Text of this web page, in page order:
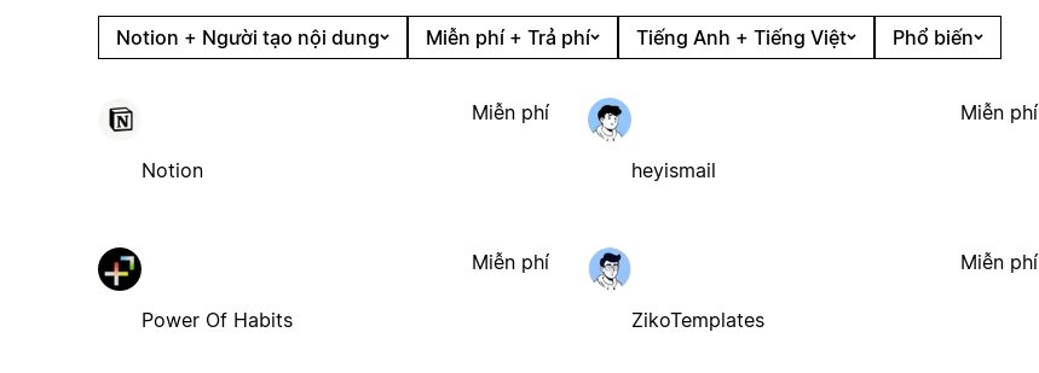
Notion + Người tạo nội dung Miễn phí + Trả phí Tiếng Anh + Tiếng Việt Phổ biến
Notion
Miễn phí
heyismail
Miễn phí
Power Of Habits
Miễn phí
ZikoTemplates
Miễn phí